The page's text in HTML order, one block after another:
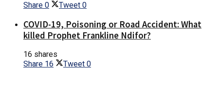
Share 0 Tweet 0
COVID-19, Poisoning or Road Accident: What
killed Prophet Frankline Ndifor?
16 shares
Share 16 Tweet 0